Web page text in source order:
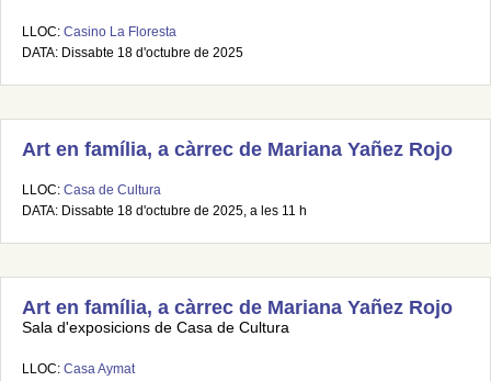
LLOC: Casino La Floresta
DATA: Dissabte 18 d'octubre de 2025
Art en família, a càrrec de Mariana Yañez Rojo
LLOC: Casa de Cultura
DATA: Dissabte 18 d'octubre de 2025, a les 11 h
Art en família, a càrrec de Mariana Yañez Rojo
Sala d'exposicions de Casa de Cultura
LLOC: Casa Aymat